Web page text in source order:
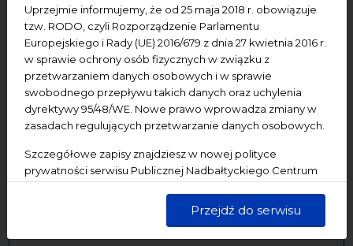
Uprzejmie informujemy, że od 25 maja 2018 r. obowiązuje
tzw. RODO, czyli Rozporządzenie Parlamentu
Europejskiego i Rady (UE) 2016/679 z dnia 27 kwietnia 2016 r.
w sprawie ochrony osób fizycznych w związku z
przetwarzaniem danych osobowych i w sprawie
swobodnego przepływu takich danych oraz uchylenia
dyrektywy 95/48/WE. Nowe prawo wprowadza zmiany w
zasadach regulujących przetwarzanie danych osobowych.
Szczegółowe zapisy znajdziesz w nowej polityce
prywatności serwisu Publicznej Nadbałtyckiego Centrum
dane są przetwarzane w sposób bezpieczny, z należytą
starannością i zgodnie z obowiązującymi przepisami.
Przejdź do serwisu
Temat
Treść wiadomości